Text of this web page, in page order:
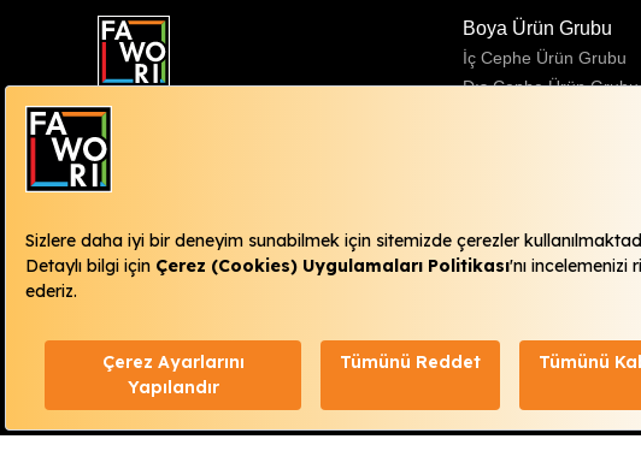
34852 Maltepe / İstanbul
Fawori Danışma Hattı
444 98 15
Boya Ürün Grubu
İç Cephe Ürün Grubu
Dış Cephe Ürün Grubu